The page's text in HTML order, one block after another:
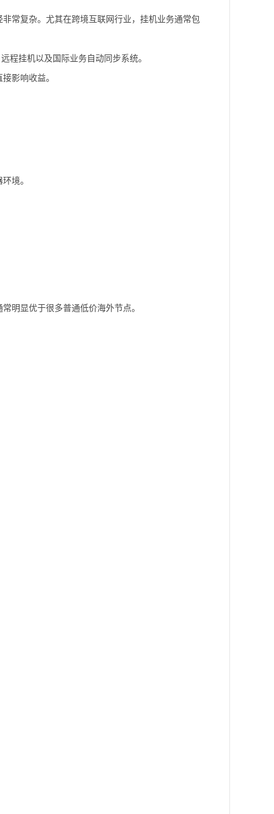
常复杂。尤其在跨境互联网行业，挂机业务通常包
程挂机以及国际业务自动同步系统。
影响收益。
境。
明显优于很多普通低价海外节点。